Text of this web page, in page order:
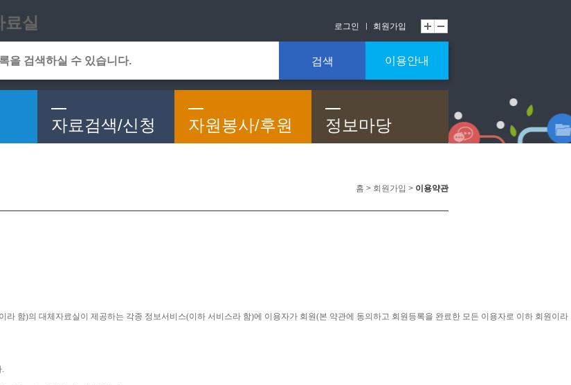
실 로그인 회원가입
검색 이용안내
자료검색/신청 자원봉사/후원 정보마당
홈 > 회원가입 > 이용약관
라 함)의 대체자료실이 제공하는 각종 정보서비스(이하 서비스라 함)에 이용자가 회원(본 약관에 동의하고 회원등록을 완료한 모든 이용자로 이하 회원이라
.